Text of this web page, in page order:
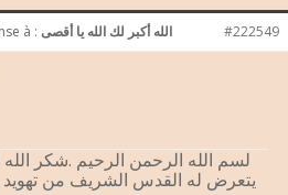
à : الله أكبر لك الله يا أقصى #222549
لسم الله الرحمن الرحيم .شكر الله
يتعرض له القدس الشريف من تهويد